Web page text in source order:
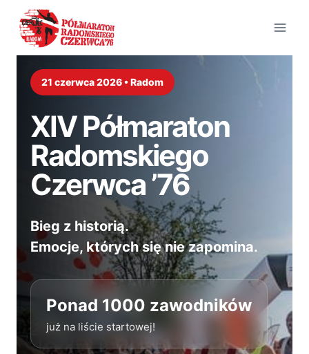
Przejdź
treści
21 czerwca 2026 • Radom
XIV Półmaraton
Radomskiego
Czerwca ’76
Bieg z historią.
Emocje, których się nie zapomina.
Ponad 1000 zawodników
już na liście startowej!